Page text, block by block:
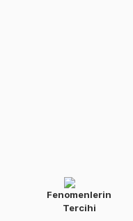
Fenomenlerin
Tercihi